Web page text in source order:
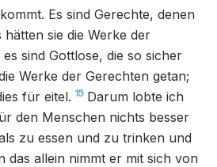
Es sind Gerechte, denen
sie die Werke der
sind Gottlose, die so sicher
Werke der Gerechten getan;
für eitel. 15 Darum lobte ich
den Menschen nichts besser
zu essen und zu trinken und
das allein nimmt er mit sich von